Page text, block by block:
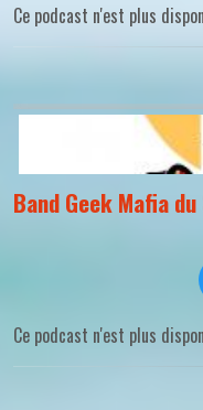
Ce podcast n'est plus
Band Geek Mafia
Ce podcast n'est plus